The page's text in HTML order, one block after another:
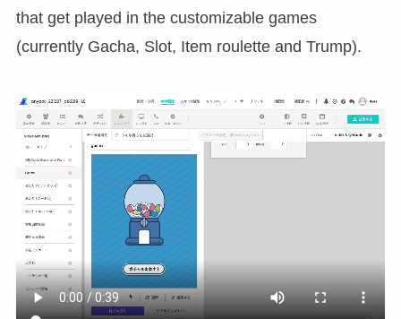
that get played in the customizable games
(currently Gacha, Slot, Item roulette and Trump).